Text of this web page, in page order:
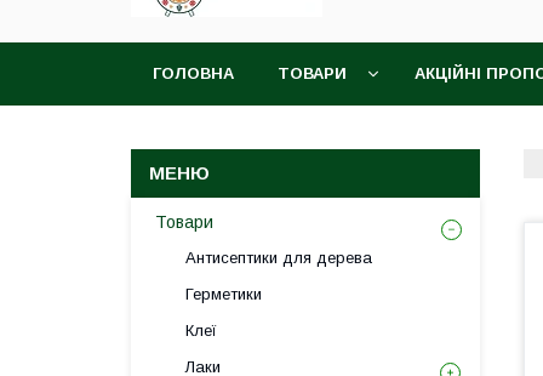
ГОЛОВНА ТОВАРИ АКЦІЙНІ
Товари
Антисептики для дерева
Герметики
Клеї
Лаки